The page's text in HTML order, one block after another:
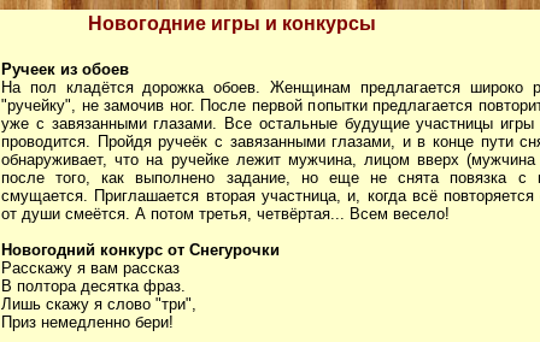
Новогодние игры и конкурсы
Ручеек из обоев
Hа пол кладётся дорожка обоев. Женщинам предлагается широко
"ручейку", не замочив ног. После первой попытки предлагается
уже с завязанными глазами. Все остальные будущие участницы
проводится. Пройдя ручеёк с завязанными глазами, и в конце пути
обнаруживает, что на ручейке лежит мужчина, лицом вверх
после того, как выполнено задание, но еще не снята повязка с
смущается. Приглашается вторая участница, и, когда всё повторяется
от души смеётся. А потом третья, четвёртая... Всем весело!
Новогодний конкурс от Снегурочки
Расскажу я вам рассказ
В полтора десятка фраз.
Лишь скажу я слово "три",
Приз немедленно бери!